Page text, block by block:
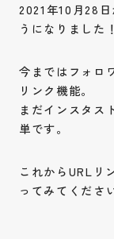
2021年10月28
うになりました！
今まではフォロ
リンク機能。
まだインスタス
単です。
これからURLリ
ってみてくださ